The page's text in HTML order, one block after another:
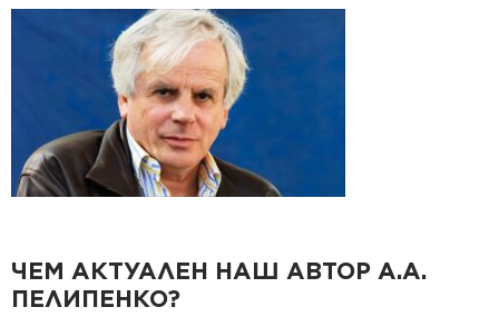
ЧЕМ АКТУАЛЕН НАШ АВТОР А.А.
ПЕЛИПЕНКО?